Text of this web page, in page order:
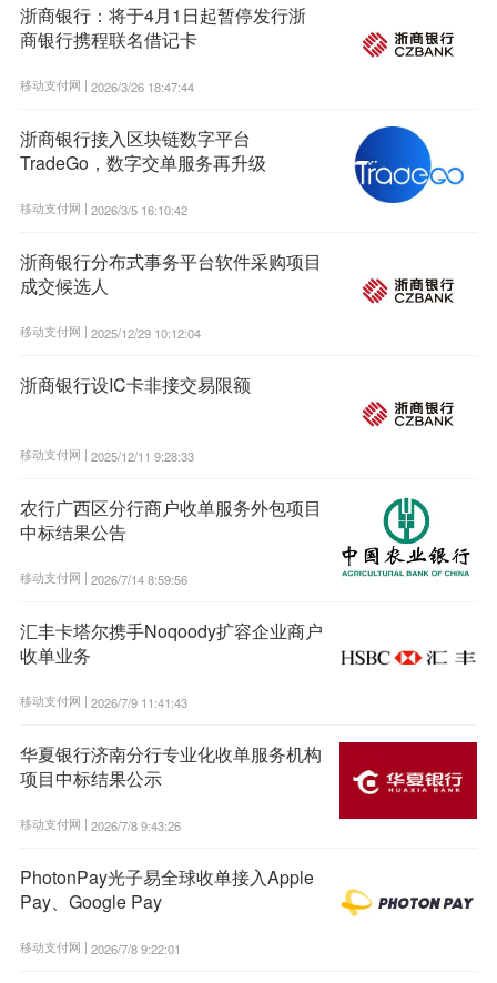
浙商银行：将于4月1日起暂停发行浙
商银行携程联名借记卡
移动支付网 | 2026/3/26 18:47:44
浙商银行接入区块链数字平台
TradeGo，数字交单服务再升级
移动支付网 | 2026/3/5 16:10:42
浙商银行分布式事务平台软件采购项目
成交候选人
移动支付网 | 2025/12/29 10:12:04
浙商银行设IC卡非接交易限额
移动支付网 | 2025/12/11 9:28:33
农行广西区分行商户收单服务外包项目
中标结果公告
移动支付网 | 2026/7/14 8:59:56
汇丰卡塔尔携手Noqoody扩容企业商户
收单业务
移动支付网 | 2026/7/9 11:41:43
华夏银行济南分行专业化收单服务机构
项目中标结果公示
移动支付网 | 2026/7/8 9:43:26
PhotonPay光子易全球收单接入Apple
Pay、Google Pay
移动支付网 | 2026/7/8 9:22:01